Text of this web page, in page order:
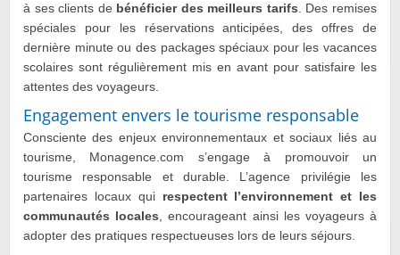
à ses clients de bénéficier des meilleurs tarifs. Des remises
spéciales pour les réservations anticipées, des offres de
dernière minute ou des packages spéciaux pour les vacances
scolaires sont régulièrement mis en avant pour satisfaire les
attentes des voyageurs.
Engagement envers le tourisme responsable
Consciente des enjeux environnementaux et sociaux liés au
tourisme, Monagence.com s’engage à promouvoir un
tourisme responsable et durable. L’agence privilégie les
partenaires locaux qui respectent l’environnement et les
communautés locales, encourageant ainsi les voyageurs à
adopter des pratiques respectueuses lors de leurs séjours.